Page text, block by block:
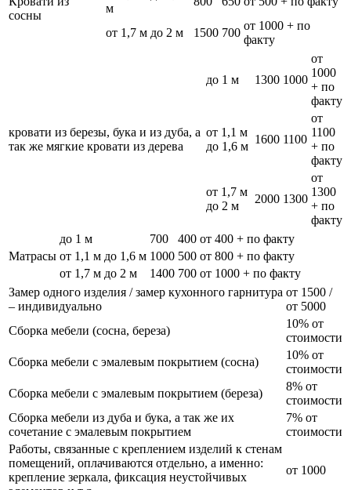
сосны
м
от 1,7 м до 2 м 1500 700
от 1000 + по
факту
кровати из березы, бука и из дуба, а
так же мягкие кровати из дерева
до 1 м 1300 1000
от
1000
+ по
факту
от 1,1 м
до 1,6 м
1600 1100
от
1100
+ по
факту
от 1,7 м
до 2 м
2000 1300
от
1300
+ по
факту
Матрасы
до 1 м 700 400 от 400 + по факту
от 1,1 м до 1,6 м 1000 500 от 800 + по факту
от 1,7 м до 2 м
1400 700 от 1000 + по факту
Замер одного изделия / замер кухонного гарнитура
– индивидуально
от 1500 /
от 5000
Сборка мебели (сосна, береза)
10% от
стоимости
Сборка мебели с эмалевым покрытием (сосна)
10% от
стоимости
Сборка мебели с эмалевым покрытием (береза)
8% от
стоимости
Сборка мебели из дуба и бука, а так же их
сочетание с эмалевым покрытием
7% от
стоимости
Работы, связанные с креплением изделий к стенам
помещений, оплачиваются отдельно, а именно:
крепление зеркала, фиксация неустойчивых
от 1000